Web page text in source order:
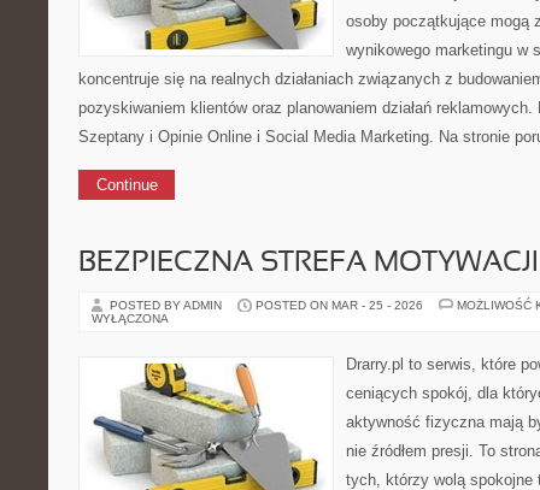
osoby początkujące mogą
wynikowego marketingu w
koncentruje się na realnych działaniach związanych z
pozyskiwaniem klientów oraz planowaniem działań
Szeptany i Opinie Online i Social Media Marketing. Na stronie
Continue
BEZPIECZNA STREFA MOTYWACJI
POSTED BY ADMIN POSTED ON MAR - 25 - 2026
MOŻLIWOŚĆ
WYŁĄCZONA
Drarry.pl to serwis, które
ceniących spokój, dla
aktywność fizyczna mają
nie źródłem presji. To
tych, którzy wolą spokojne